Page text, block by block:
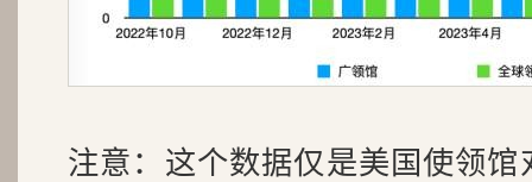
注意：这个数据仅是美国使领馆